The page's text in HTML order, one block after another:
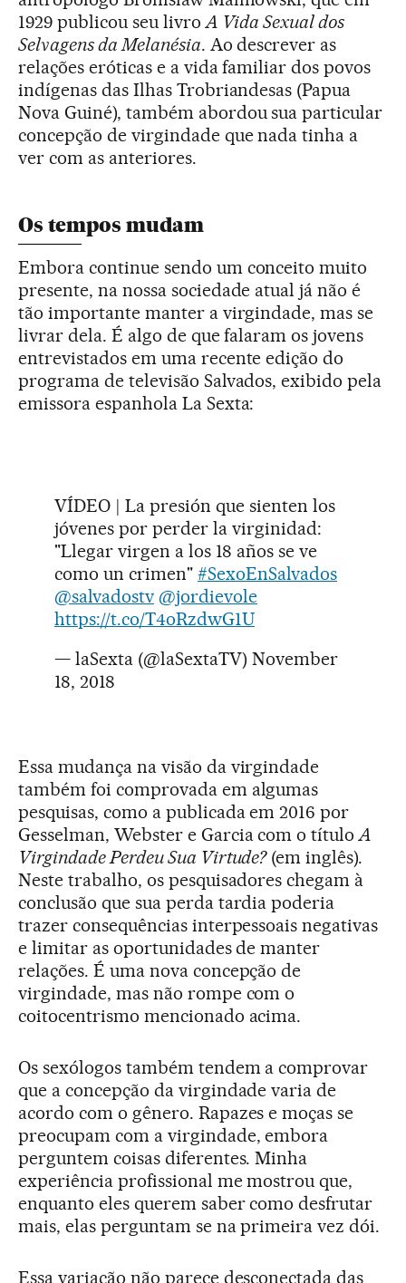
1929 publicou seu livro A Vida Sexual dos
Selvagens da Melanésia. Ao descrever as
relações eróticas e a vida familiar dos povos
indígenas das Ilhas Trobriandesas (Papua
Nova Guiné), também abordou sua particular
concepção de virgindade que nada tinha a
ver com as anteriores.
Os tempos mudam
Embora continue sendo um conceito muito
presente, na nossa sociedade atual já não é
tão importante manter a virgindade, mas se
livrar dela. É algo de que falaram os jovens
entrevistados em uma recente edição do
programa de televisão Salvados, exibido pela
emissora espanhola La Sexta:
VÍDEO | La presión que sienten los
jóvenes por perder la virginidad:
"Llegar virgen a los 18 años se ve
como un crimen" #SexoEnSalvados
@salvadostv @jordievole
https://t.co/T4oRzdwG1U
— laSexta (@laSextaTV) November
18, 2018
Essa mudança na visão da virgindade
também foi comprovada em algumas
pesquisas, como a publicada em 2016 por
Gesselman, Webster e Garcia com o títuloA
Virgindade Perdeu Sua Virtude?(em inglês).
Neste trabalho, os pesquisadores chegam à
conclusão que sua perda tardia poderia
trazer consequências interpessoais negativas
e limitar as oportunidades de manter
relações. É uma nova concepção de
virgindade, mas não rompe com o
coitocentrismo mencionado acima.
Os sexólogos também tendem a comprovar
que a concepção da virgindade varia de
acordo com o gênero. Rapazes e moças se
preocupam com a virgindade, embora
perguntem coisas diferentes. Minha
experiência profissional me mostrou que,
enquanto eles querem saber como desfrutar
mais, elas perguntam se na primeira vez dói.
Essa variação não parece desconectada das